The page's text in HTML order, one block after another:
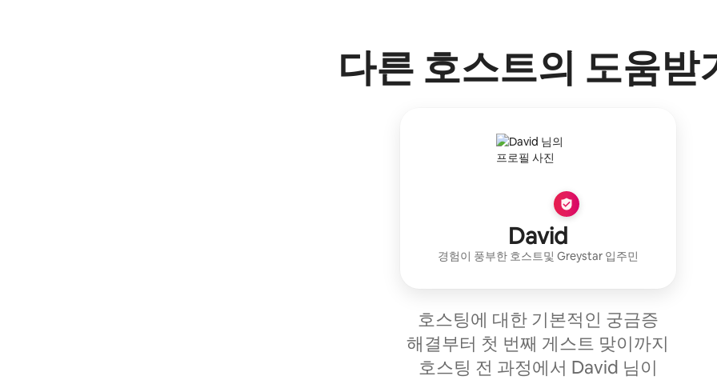
다른 호스트의 도움받
David
경험이 풍부한 호스트및 Greystar입주민
호스팅에 대한 기본적인 궁금증
해결부터 첫 번째 게스트 맞이까지
호스팅 전 과정에서 David 님이